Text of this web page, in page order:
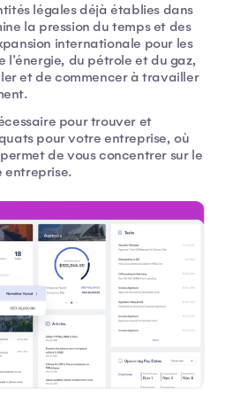
légales déjà établies dans
la pression du temps et des
internationale pour les
l'énergie, du pétrole et du gaz,
et de commencer à travailler
pour trouver et
pour votre entreprise, où
de vous concentrer sur le
entreprise.